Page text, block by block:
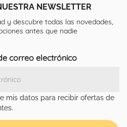
NEWSLETTER
y descubre todas las novedades,
antes que nadie
correo electrónico
mis datos para recibir ofertas de